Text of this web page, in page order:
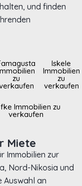
und finden
zu
Iskele
Immobilien
zu
verkaufen
Immobilien zu
verkaufen
Miete
Immobilien zur
Nord-Nikosia und
Auswahl an